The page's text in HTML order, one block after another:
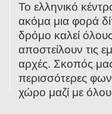
Το ελληνικό
ακόμα μια φορά
δρόμο καλεί
αποστείλουν τις
αρχές. Σκοπός
περισσότερες
χώρο μαζί με